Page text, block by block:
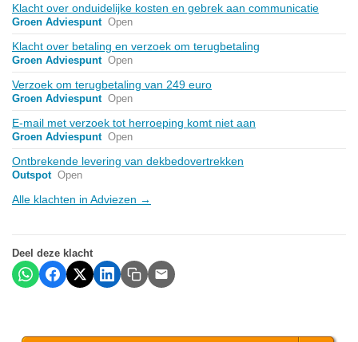
Klacht over onduidelijke kosten en gebrek aan communicatie
Groen Adviespunt Open
Klacht over betaling en verzoek om terugbetaling
Groen Adviespunt Open
Verzoek om terugbetaling van 249 euro
Groen Adviespunt Open
E-mail met verzoek tot herroeping komt niet aan
Groen Adviespunt Open
Ontbrekende levering van dekbedovertrekken
Outspot Open
Alle klachten in Adviezen →
Deel deze klacht